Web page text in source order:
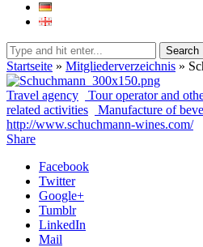
Search
Startseite » Mitgliederverzeichnis »
Travel agency
Tour operator and
related activities
Manufacture of
http://www.schuchmann-wines.com/
Share
Facebook
Twitter
Google+
Tumblr
LinkedIn
Mail